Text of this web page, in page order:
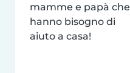
mamme e papà che
hanno bisogno di
aiuto a casa!